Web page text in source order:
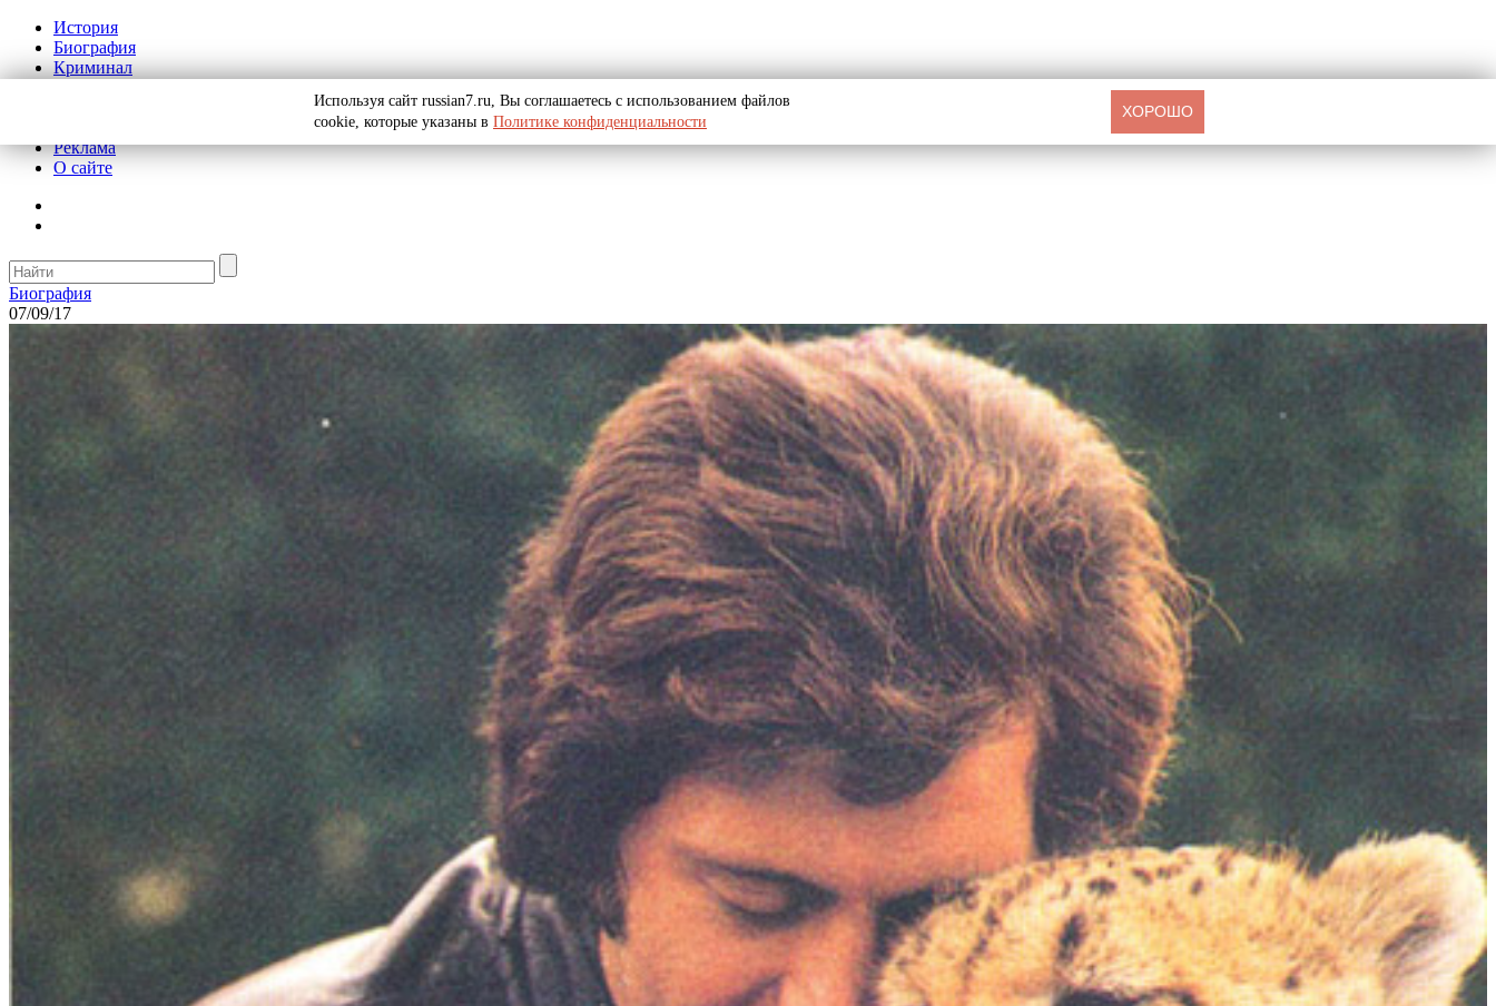
История
Биография
Криминал
Реклама
О сайте
Биография
07/09/17
Используя сайт russian7.ru, Вы соглашаетесь с использованием файлов
cookie, которые указаны в Политике конфиденциальности
ХОРОШО